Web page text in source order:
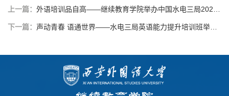
上一篇： 外语培训品自高——继续教育学院举办中国水电三局2025年“英语能力提升培训班”（第2期）
下一篇： 声动青春 语通世界——水电三局英语能力提升培训班举办英语朗读比赛